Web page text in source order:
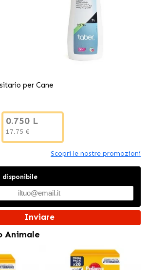
per Cane
0.750 L
17.75 €
Scopri le nostre promozioni
disponibile
Inviare
Animale